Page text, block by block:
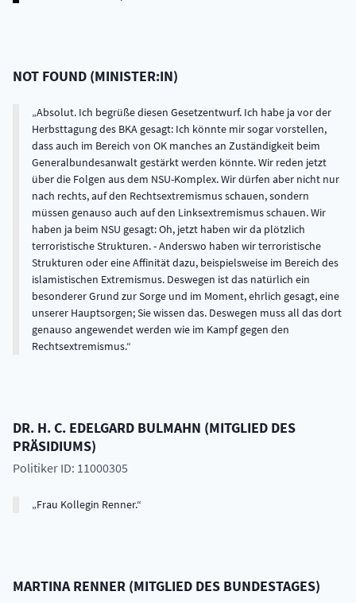
NOT FOUND (MINISTER:IN)
Absolut. Ich begrüße diesen Gesetzentwurf. Ich habe ja vor der
Herbsttagung des BKA gesagt: Ich könnte mir sogar vorstellen,
dass auch im Bereich von OK manches an Zuständigkeit beim
Generalbundesanwalt gestärkt werden könnte. Wir reden jetzt
über die Folgen aus dem NSU-Komplex. Wir dürfen aber nicht nur
nach rechts, auf den Rechtsextremismus schauen, sondern
müssen genauso auch auf den Linksextremismus schauen. Wir
haben ja beim NSU gesagt: Oh, jetzt haben wir da plötzlich
terroristische Strukturen. - Anderswo haben wir terroristische
Strukturen oder eine Affinität dazu, beispielsweise im Bereich des
islamistischen Extremismus. Deswegen ist das natürlich ein
besonderer Grund zur Sorge und im Moment, ehrlich gesagt, eine
unserer Hauptsorgen; Sie wissen das. Deswegen muss all das dort
genauso angewendet werden wie im Kampf gegen den
Rechtsextremismus.
DR. H. C. EDELGARD BULMAHN (MITGLIED DES
PRÄSIDIUMS)
Politiker ID: 11000305
Frau Kollegin Renner.
MARTINA RENNER (MITGLIED DES BUNDESTAGES)